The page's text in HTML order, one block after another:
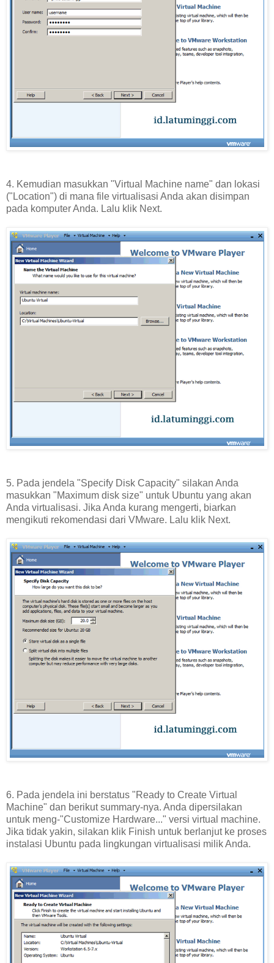
4. Kemudian masukkan "Virtual Machine name" dan lokasi
("Location") di mana file virtualisasi Anda akan disimpan
pada komputer Anda. Lalu klik Next.
5. Pada jendela "Specify Disk Capacity" silakan Anda
masukkan "Maximum disk size" untuk Ubuntu yang akan
Anda virtualisasi. Jika Anda kurang mengerti, biarkan
mengikuti rekomendasi dari VMware. Lalu klik Next.
6. Pada jendela ini berstatus "Ready to Create Virtual
Machine" dan berikut summary-nya. Anda dipersilakan
untuk meng-"Customize Hardware..." versi virtual machine.
Jika tidak yakin, silakan klik Finish untuk berlanjut ke proses
instalasi Ubuntu pada lingkungan virtualisasi milik Anda.